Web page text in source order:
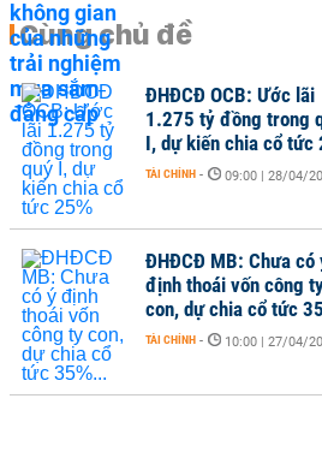
Cùng chủ đề
ĐHĐCĐ OCB: Ước lãi
1.275 tỷ đồng trong
I, dự kiến chia cổ tức
TÀI CHÍNH - 09:00 | 28/04/
ĐHĐCĐ MB: Chưa có
định thoái vốn công
con, dự chia cổ tức
TÀI CHÍNH - 10:00 | 27/04/